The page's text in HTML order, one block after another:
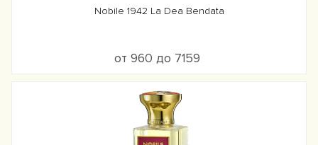
Nobile 1942 La Dea Bendata
от 960 до 7159